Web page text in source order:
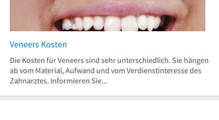
Veneers Kosten
Die Kosten für Veneers sind sehr unterschiedlich. Sie hängen
ab vom Material, Aufwand und vom Verdienstinteresse des
Zahnarztes. Informieren Sie...